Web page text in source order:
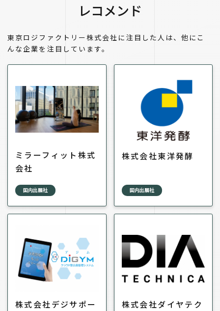
レコメンド
東京ロジファクトリー株式会社に注目した人は、他にこ
んな企業を注目しています。
ミラーフィット株式
会社
国内出展社
株式会社東洋発酵
国内出展社
株式会社デジサポー
株式会社ダイヤテク